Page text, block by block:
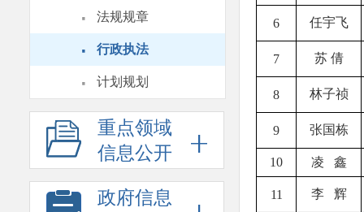
· 法规规章
· 行政执法
· 计划规划
重点领域
信息公开
政府信息
6 任宇飞
7 苏 倩
8 林子祯
9 张国栋
10 凌 鑫
11 李 辉